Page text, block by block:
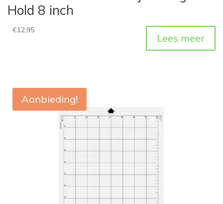
Hold 8 inch
€12,95
Lees meer
Aanbieding!